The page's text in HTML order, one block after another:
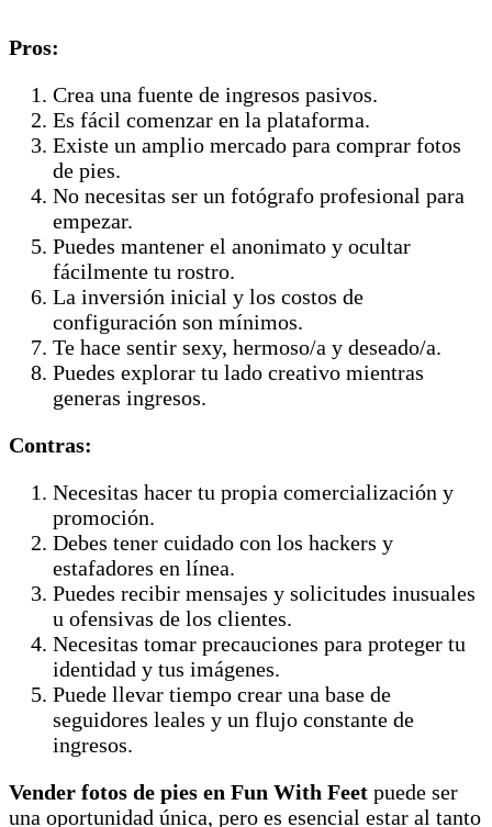
Pros:
Crea una fuente de ingresos pasivos.
Es fácil comenzar en la plataforma.
Existe un amplio mercado para comprar fotos
de pies.
No necesitas ser un fotógrafo profesional para
empezar.
Puedes mantener el anonimato y ocultar
fácilmente tu rostro.
La inversión inicial y los costos de
configuración son mínimos.
Te hace sentir sexy, hermoso/a y deseado/a.
Puedes explorar tu lado creativo mientras
generas ingresos.
Contras:
Necesitas hacer tu propia comercialización y
promoción.
Debes tener cuidado con los hackers y
estafadores en línea.
Puedes recibir mensajes y solicitudes inusuales
u ofensivas de los clientes.
Necesitas tomar precauciones para proteger tu
identidad y tus imágenes.
Puede llevar tiempo crear una base de
seguidores leales y un flujo constante de
ingresos.
Vender fotos de pies en Fun With Feet puede ser
una oportunidad única, pero es esencial estar al tanto